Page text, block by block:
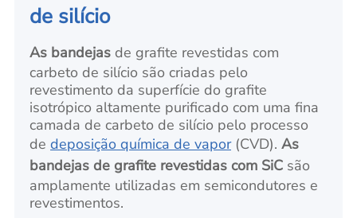
de silício
As bandejas de grafite revestidas com
carbeto de silício são criadas pelo
revestimento da superfície do grafite
isotrópico altamente purificado com uma fina
camada de carbeto de silício pelo processo
dedeposição química de vapor(CVD).As
bandejas de grafite revestidas com SiC são
amplamente utilizadas em semicondutores e
revestimentos.